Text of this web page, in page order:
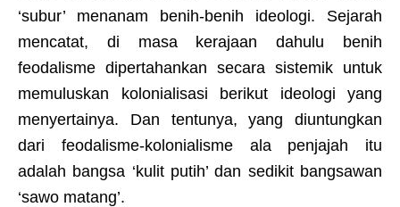
‘subur’ menanam benih-benih ideologi. Sejarah
mencatat, di masa kerajaan dahulu benih
feodalisme dipertahankan secara sistemik untuk
memuluskan kolonialisasi berikut ideologi yang
menyertainya. Dan tentunya, yang diuntungkan
dari feodalisme-kolonialisme ala penjajah itu
adalah bangsa ‘kulit putih’ dan sedikit bangsawan
‘sawo matang’.